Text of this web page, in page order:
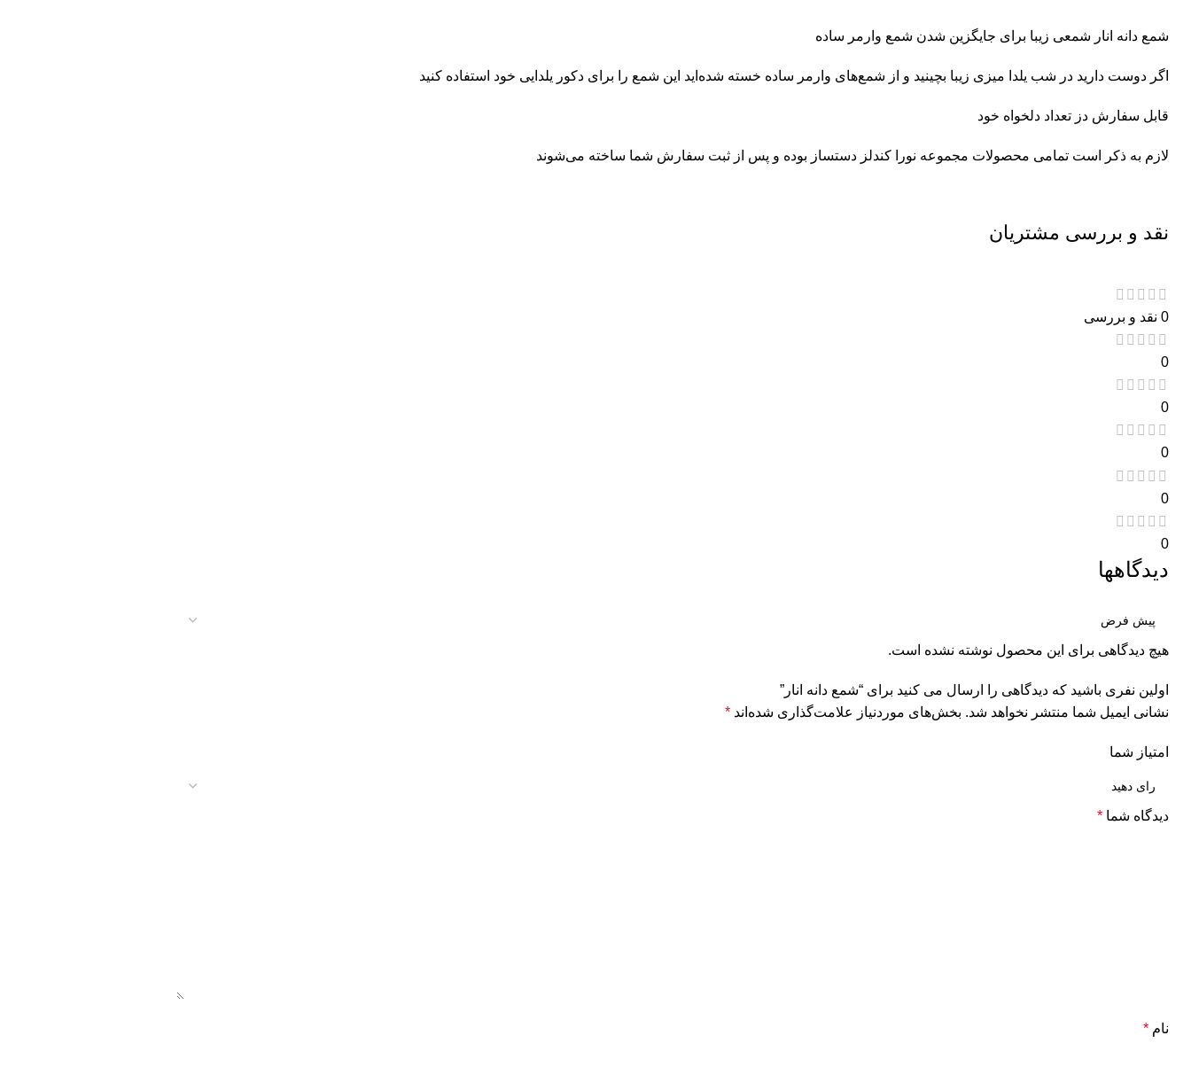
شمع دانه انار شمعی زیبا برای جایگزین شدن شمع وارمر ساده
اگر دوست دارید در شب یلدا میزی زیبا بچینید و از شمع‌های وارمر ساده خسته شده‌اید این شمع را برای دکور یلدایی خود استفاده کنید
قابل سفارش دز تعداد دلخواه خود
لازم به ذکر است تمامی محصولات مجموعه نورا کندلز دستساز بوده و پس از ثبت سفارش شما ساخته می‌شوند
نقد و بررسی مشتریان
0 نقد و بررسی
0
0
0
0
0
دیدگاهها
هیچ دیدگاهی برای این محصول نوشته نشده است.
اولین نفری باشید که دیدگاهی را ارسال می کنید برای “شمع دانه انار”
نشانی ایمیل شما منتشر نخواهد شد. بخش‌های موردنیاز علامت‌گذاری شده‌اند *
امتیاز شما
دیدگاه شما *
نام *